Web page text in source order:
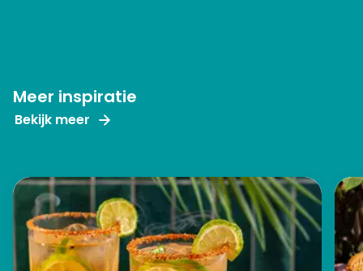
Meer inspiratie
Bekijk meer